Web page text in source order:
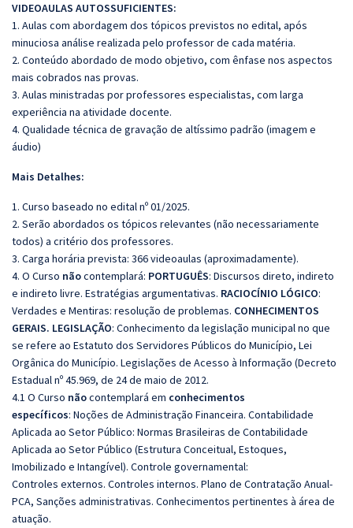
VIDEOAULAS AUTOSSUFICIENTES:
1. Aulas com abordagem dos tópicos previstos no edital, após
minuciosa análise realizada pelo professor de cada matéria.
2. Conteúdo abordado de modo objetivo, com ênfase nos aspectos
mais cobrados nas provas.
3. Aulas ministradas por professores especialistas, com larga
experiência na atividade docente.
4. Qualidade técnica de gravação de altíssimo padrão (imagem e
áudio)
Mais Detalhes:
1. Curso baseado no edital nº 01/2025.
2. Serão abordados os tópicos relevantes (não necessariamente
todos) a critério dos professores.
3. Carga horária prevista: 366 videoaulas (aproximadamente).
4. O Curso nãocontemplará: PORTUGUÊS: Discursos direto, indireto
e indireto livre. Estratégias argumentativas. RACIOCÍNIO LÓGICO:
Verdades e Mentiras: resolução de problemas. CONHECIMENTOS
GERAIS. LEGISLAÇÃO: Conhecimento da legislação municipal no que
se refere ao Estatuto dos Servidores Públicos do Município, Lei
Orgânica do Município. Legislações de Acesso à Informação (Decreto
Estadual nº 45.969, de 24 de maio de 2012.
4.1 O Curso nãocontemplará em conhecimentos
específicos: Noções de Administração Financeira. Contabilidade
Aplicada ao Setor Público: Normas Brasileiras de Contabilidade
Aplicada ao Setor Público (Estrutura Conceitual, Estoques,
Imobilizado e Intangível). Controle governamental:
Controles externos. Controles internos. Plano de Contratação Anual-
PCA, Sanções administrativas. Conhecimentos pertinentes à área de
atuação.